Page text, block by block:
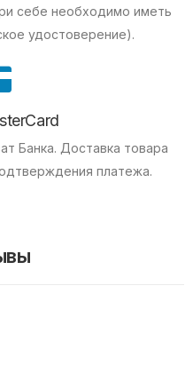
себе необходимо иметь
удостоверение).
Банка. Доставка товара
платежа.